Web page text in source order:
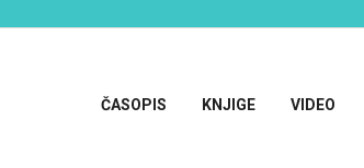
ČASOPIS KNJIGE VIDEO